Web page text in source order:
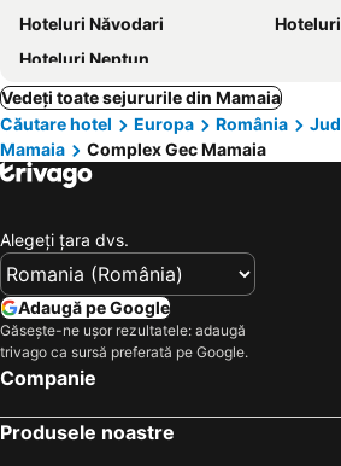
Hoteluri Năvodari
Hoteluri Neptun
Vedeți toate sejururile din Mamaia
Căutare hotel
Europa România
Mamaia
Complex Gec Mamaia
Alegeţi ţara dvs.
Adaugă pe Google
Găsește-ne ușor rezultatele: adaugă
trivago ca sursă preferată pe Google.
Companie
Produsele noastre